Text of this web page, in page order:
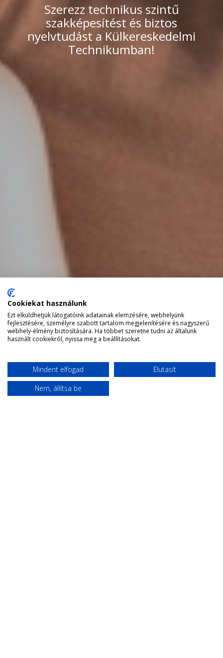
Szerezz technikus szintű
szakképesítést és biztos
nyelvtudást a Külkereskedelmi
Technikumban!
Cookiekat használunk
Ezt elküldhetjük látogatóink adatainak elemzésére, webhelyünk
fejlesztésére, személyre szabott tartalom megjelenítésére és nagyszerű
webhely-élmény biztosítására. Ha többet szeretne tudni az általunk
használt cookiekról, nyissa meg a beállításokat.
Mindent elfogad
Elutasít
Nem, állítsa be